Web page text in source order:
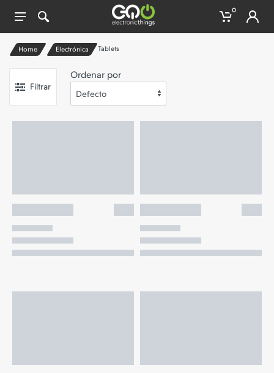
0
Home Electrónica Tablets
Filtrar
Ordenar por